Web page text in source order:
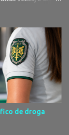
pertencentes a
Social,
e o apoio às
de saúde
Municipal
de 22 de Julho,
a União
a assegurar
dos
de droga